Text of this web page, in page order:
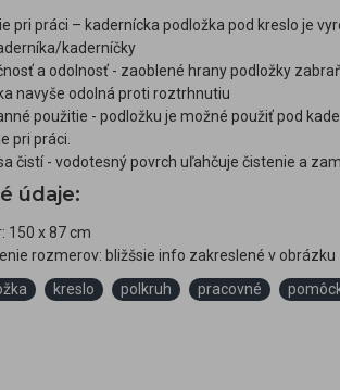
pri práci – kadernícka podložka pod kreslo je
kaderníčky
a odolnosť - zaoblené hrany podložky
navyše odolná proti roztrhnutiu
použitie - podložku je možné použiť pod
pri práci.
čistí - vodotesný povrch uľahčuje čistenie a
údaje:
150 x 87 cm
rozmerov: bližšsie info zakreslené v obrázku
kreslo polkruh pracovné